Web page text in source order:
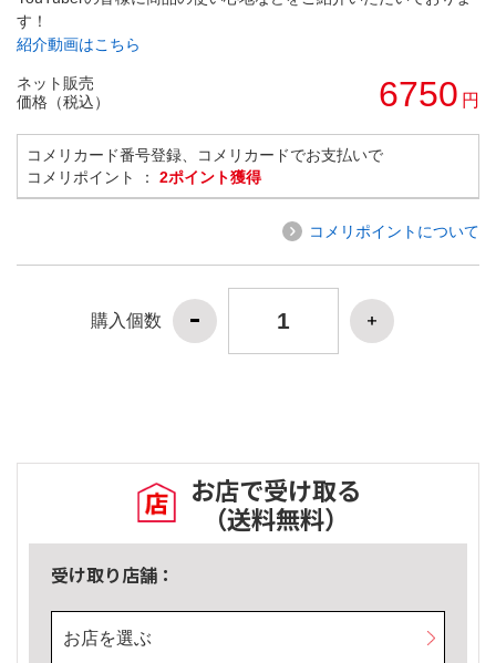
す！
紹介動画はこちら
ネット販売
価格（税込）
6750 円
コメリカード番号登録、コメリカードでお支払いで
コメリポイント ： 2ポイント獲得
コメリポイントについて
購入個数
お店で受け取る
（送料無料）
受け取り店舗：
お店を選ぶ